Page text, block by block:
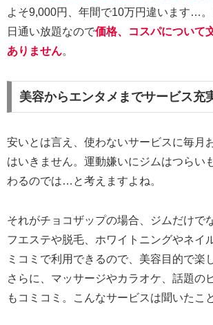
よそ9,000円、年間で10万円違います…
日通い放題なので価格、コスパについて
ありません。
美容からエンタメまでサービス充
安いとは言え、使わないサービスに毎月
はいきません。運動嫌いにジムはつらい
わるのでは…と考えますよね。
それがチョコザップの場合、ジムだけで
フエステや脱毛、ホワイトニングやネイ
ミコミで利用できるので、美容目的で楽
さらに、マッサージやカラオケ、話題の
もコミコミ。こんなサービスは聞いたこ